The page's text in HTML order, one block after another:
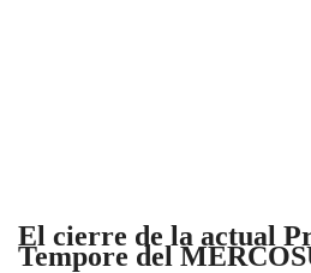
El cierre de la actual
Tempore del